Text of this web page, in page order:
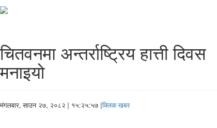
चितवनमा अन्तर्राष्ट्रिय हात्ती दिवस
मनाइयो
मंगलबार, साउन २७, २०८२ | १५:२५:५७ |क्लिक खबर